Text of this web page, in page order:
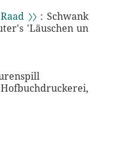
〉〉: Schwank
'Läuschen un